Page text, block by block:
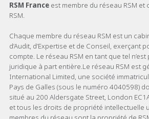
RSM France est membre du réseau RSM
RSM.
Chaque membre du réseau RSM est un
d’Audit, d’Expertise et de Conseil, exerçant
compte. Le réseau RSM en tant que tel
juridique à part entière.Le réseau RSM est
International Limited, une société
Pays de Galles (sous le numéro 4040598)
situé au 200 Aldersgate Street, London
et tous les droits de propriété intellectuelle